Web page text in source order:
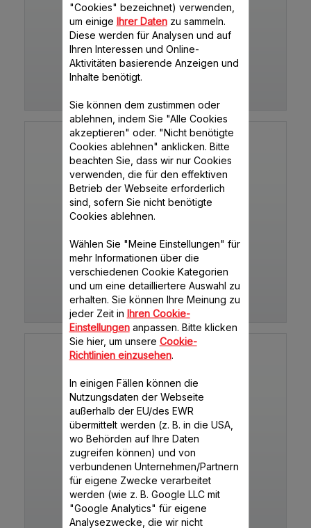
PERFECTMIX+ LM811DCH
STANDMIXER MASTERMIX
LM800G15
MINI MULTI DELUXE
LM125G31
"Cookies" bezeichnet) verwenden,
um einige Ihrer Datenzu sammeln.
Diese werden für Analysen und auf
Ihren Interessen und Online-
Aktivitäten basierende Anzeigen und
Inhalte benötigt.
Sie können dem zustimmen oder
ablehnen, indem Sie "Alle Cookies
akzeptieren" oder. "Nicht benötigte
Cookies ablehnen" anklicken. Bitte
beachten Sie, dass wir nur Cookies
verwenden, die für den effektiven
Betrieb der Webseite erforderlich
sind, sofern Sie nicht benötigte
Cookies ablehnen.
Wählen Sie "Meine Einstellungen" für
mehr Informationen über die
verschiedenen Cookie Kategorien
und um eine detailliertere Auswahl zu
erhalten. Sie können Ihre Meinung zu
jeder Zeit in Ihren Cookie-
Einstellungenanpassen. Bitte klicken
Sie hier, um unsere Cookie-
Richtlinien einzusehen.
In einigen Fällen können die
Nutzungsdaten der Webseite
außerhalb der EU/des EWR
übermittelt werden (z. B. in die USA,
wo Behörden auf Ihre Daten
zugreifen können) und von
verbundenen Unternehmen/Partnern
für eigene Zwecke verarbeitet
werden (wie z. B. Google LLC mit
"Google Analytics" für eigene
Analysezwecke, die wir nicht